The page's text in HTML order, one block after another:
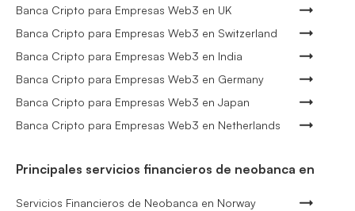
Banca Cripto para Empresas Web3 en UK
Banca Cripto para Empresas Web3 en Switzerland
Banca Cripto para Empresas Web3 en India
Banca Cripto para Empresas Web3 en Germany
Banca Cripto para Empresas Web3 en Japan
Banca Cripto para Empresas Web3 en Netherlands
Principales servicios financieros de neobanca en
Servicios Financieros de Neobanca en Norway